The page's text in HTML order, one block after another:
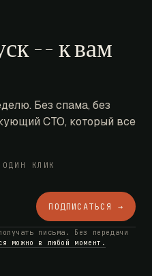
-- к вам
Без спама, без
CTO, который все
КЛИК
ПОДПИСАТЬСЯ →
письма. Без передачи
можно в любой момент.